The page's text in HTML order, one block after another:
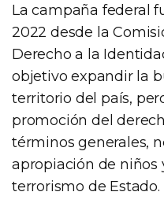
La campaña federal
2022 desde la
Derecho a la
objetivo expandir la
territorio del país,
promoción del
términos generales,
apropiación de niños
terrorismo de Estado.